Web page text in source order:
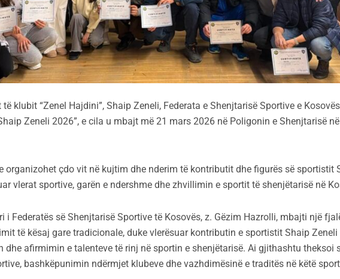
klubit “Zenel Hajdini”, Shaip Zeneli, Federata e Shenjtarisë Sportive e
Zeneli 2026”, e cila u mbajt më 21 mars 2026 në Poligonin e Shenjtarisë
organizohet çdo vit në kujtim dhe nderim të kontributit dhe figurës së sportistit
vlerat sportive, garën e ndershme dhe zhvillimin e sportit të shenjëtarisë në
i Federatës së Shenjtarisë Sportive të Kosovës, z. Gëzim Hazrolli, mbajti një
të kësaj gare tradicionale, duke vlerësuar kontributin e sportistit Shaip
dhe afirmimin e talenteve të rinj në sportin e shenjëtarisë. Ai gjithashtu theksoi
bashkëpunimin ndërmjet klubeve dhe vazhdimësinë e traditës në këtë